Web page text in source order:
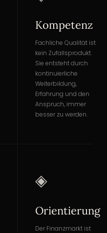
Kompetenz
Fachliche Qualität ist
kein Zufallsprodukt.
Sie entsteht durch
kontinuierliche
Weiterbildung,
Erfahrung und den
Anspruch, immer
besser zu werden.
◈
Orientierung
Der Finanzmarkt ist